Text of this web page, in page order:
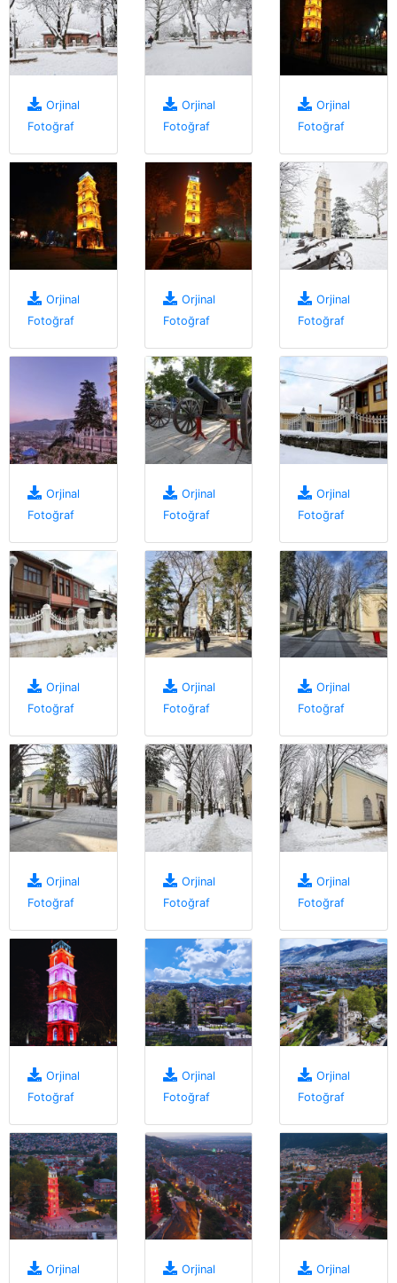
Orjinal
Fotoğraf
Orjinal
Fotoğraf
Orjinal
Fotoğraf
Orjinal
Fotoğraf
Orjinal
Fotoğraf
Orjinal
Fotoğraf
Orjinal
Fotoğraf
Orjinal
Fotoğraf
Orjinal
Fotoğraf
Orjinal
Fotoğraf
Orjinal
Fotoğraf
Orjinal
Fotoğraf
Orjinal
Fotoğraf
Orjinal
Fotoğraf
Orjinal
Fotoğraf
Orjinal
Fotoğraf
Orjinal
Fotoğraf
Orjinal
Fotoğraf
Orjinal
Orjinal
Orjinal